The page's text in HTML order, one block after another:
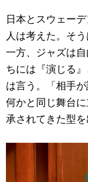
日本とスウェー
人は考えた。そ
一方、ジャズは
ちには『演じる
は言う。「相手
何かと同じ舞台
承されてきた型